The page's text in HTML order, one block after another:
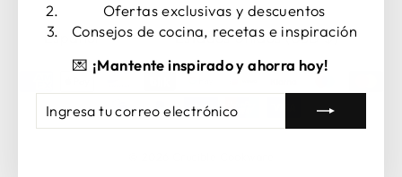
IDIOMA
Español MONEDA
Estados Unidos (USD $)
Ofertas exclusivas y descuentos
Consejos de cocina, recetas e inspiración
💌 ¡Mantente inspirado y ahorra hoy!
TU
CORREO